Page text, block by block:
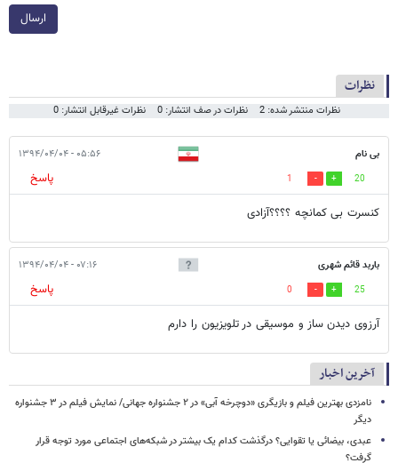
ارسال
نظرات
نظرات منتشر شده: 2 نظرات در صف انتشار: 0 نظرات غیرقابل انتشار: 0
بی نام ۰۵:۵۶ - ۱۳۹۴/۰۴/۰۴
20
1
پاسخ
کنسرت بی کمانچه ؟؟؟؟آزادی
باربد قائم شهری ۰۷:۱۶ - ۱۳۹۴/۰۴/۰۴
25
0
پاسخ
آرزوی دیدن ساز و موسیقی در تلویزیون را دارم
آخرین اخبار
نامزدی بهترین فیلم و بازیگری «دوچرخه آبی» در ۲ جشنواره جهانی/ نمایش فیلم در ۳ جشنواره
دیگر
عبدی، بیضائی یا تقوایی؟ درگذشت کدام یک بیشتر در شبکه‌های اجتماعی مورد توجه قرار
گرفت؟